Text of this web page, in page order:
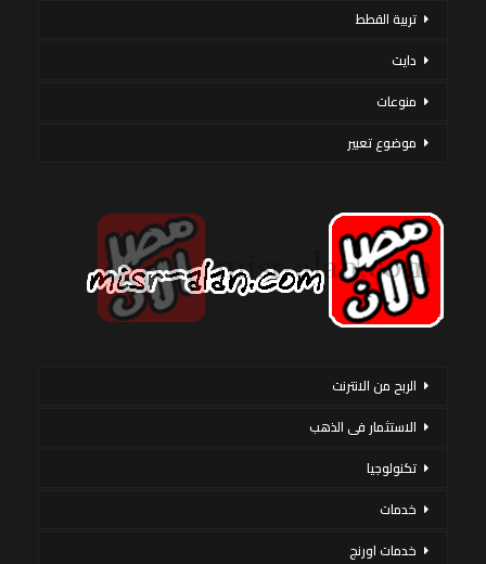
تربية القطط
دايت
منوعات
موضوع تعبير
الربح من الانترنت
الاستثمار فى الذهب
تكنولوجيا
خدمات
خدمات اورنج